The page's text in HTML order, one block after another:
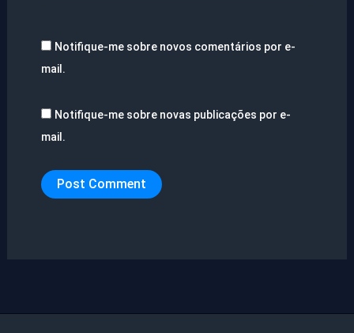
Notifique-me sobre novos comentários por e-
mail.
Notifique-me sobre novas publicações por e-
mail.